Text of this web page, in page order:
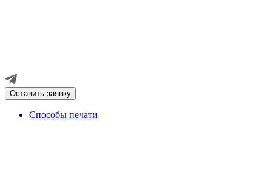
Оставить заявку
Способы печати